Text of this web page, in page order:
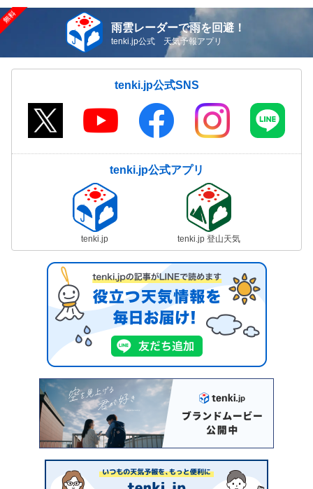
雨雲レーダーで雨を回避！
tenki.jp公式 天気予報アプリ
tenki.jp公式SNS
tenki.jp公式アプリ
tenki.jp tenki.jp 登山天気